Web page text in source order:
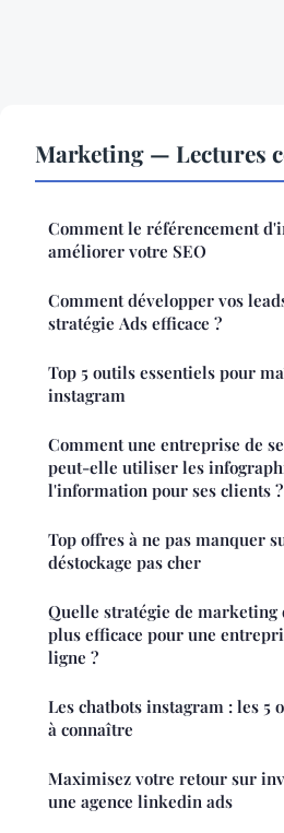
Marketing — Lectures
Comment le référencement
améliorer votre SEO
Comment développer vos
stratégie Ads efficace ?
Top 5 outils essentiels pour
instagram
Comment une entreprise de
peut-elle utiliser les
l'information pour ses clients ?
Top offres à ne pas manquer
déstockage pas cher
Quelle stratégie de marketing
plus efficace pour une
ligne ?
Les chatbots instagram : les 5
à connaître
Maximisez votre retour sur
une agence linkedin ads